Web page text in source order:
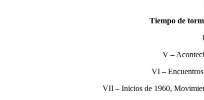
Tiempo de
V –
VI –
VII – Inicios de 1960,